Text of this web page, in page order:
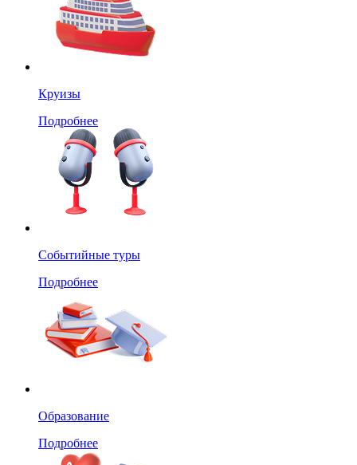
Круизы
Подробнее
Событийные туры
Подробнее
Образование
Подробнее